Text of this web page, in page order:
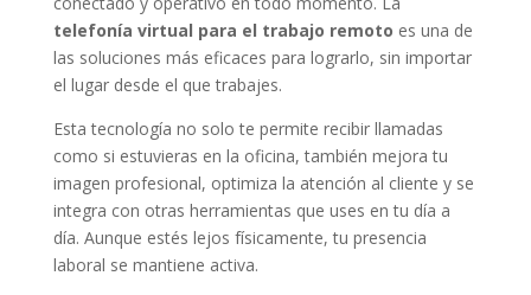
telefonía virtual para el trabajo remoto es una de
las soluciones más eficaces para lograrlo, sin importar
el lugar desde el que trabajes.
Esta tecnología no solo te permite recibir llamadas
como si estuvieras en la oficina, también mejora tu
imagen profesional, optimiza la atención al cliente y se
integra con otras herramientas que uses en tu día a
día. Aunque estés lejos físicamente, tu presencia
laboral se mantiene activa.